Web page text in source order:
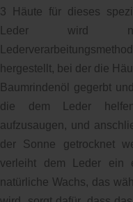
3 Häute für dieses
Leder wird
hergestellt, bei der die
Baumrindenöl gegerbt
die dem Leder
aufzusaugen, und
der Sonne getrocknet
verleiht dem Leder ein
natürliche Wachs, das